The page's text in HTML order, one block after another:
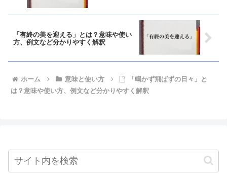
「有終の美を迎える」とは？意味や使い
方、例文など分かりやすく解釈
ホーム 意味と使い方
「鳴かず飛ばずの日々」と
は？意味や使い方、例文など分かりやすく解釈